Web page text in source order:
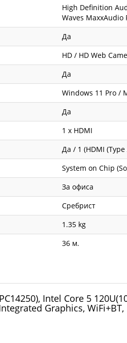
High Definition
Waves MaxxAudio
Да
HD / HD Web
Да
Windows 11 Pro /
Да
1 x HDMI
Да / 1 (HDMI (Type
System on Chip
За офиса
Сребрист
1.35 kg
36 м.
Intel Core 5
Graphics,